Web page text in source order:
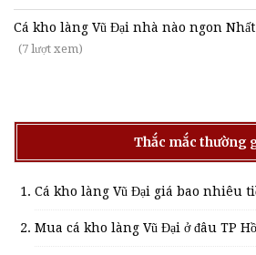
Cá kho làng Vũ Đại nhà nào ngon
(7 lượt xem)
Thắc mắc thường
Cá kho làng Vũ Đại giá bao nhiêu
Mua cá kho làng Vũ Đại ở đâu TP